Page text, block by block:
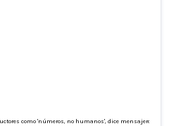
como 'números, no humanos', dice mensajero británico